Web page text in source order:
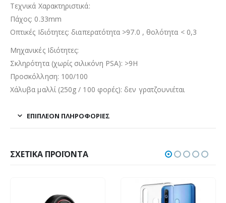
Τεχνικά Χαρακτηριστικά:
Πάχος: 0.33mm
Οπτικές Ιδιότητες: διαπερατότητα >97.0 , θολότητα < 0,3
Μηχανικές Ιδιότητες:
Σκληρότητα (χωρίς σιλικόνη PSA): >9H
Προσκόλληση: 100/100
Χάλυβα μαλλί (250g / 100 φορές): δεν γρατζουνιέται
ΕΠΙΠΛΈΟΝ ΠΛΗΡΟΦΟΡΊΕΣ
ΣΧΕΤΙΚΆ ΠΡΟΪΌΝΤΑ